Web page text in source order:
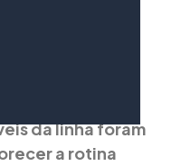
a estética
a Linha
entre a
metálica
da linha foram
a rotina